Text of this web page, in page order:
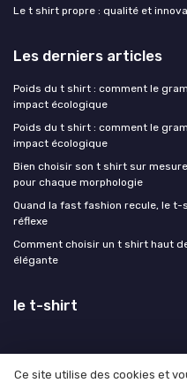
Le t shirt propre : qualité et
Les derniers articles
Poids du t shirt : comment le
impact écologique
Poids du t shirt : comment le
impact écologique
Bien choisir son t shirt sur
pour chaque morphologie
Quand la fast fashion recule, le
réflexe
Comment choisir un t shirt haut
élégante
le t-shirt
Ce site utilise des cookies et